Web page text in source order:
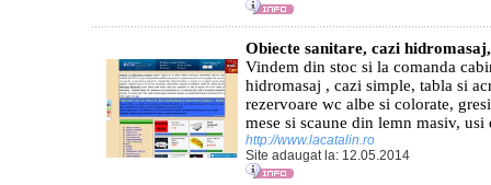
Obiecte sanitare, cazi
Vindem din stoc si la comanda
hidromasaj , cazi simple, tabla si
rezervoare wc albe si colorate,
mese si scaune din lemn masiv, usi
http://www.lacatalin.ro
Site adaugat la: 12.05.2014